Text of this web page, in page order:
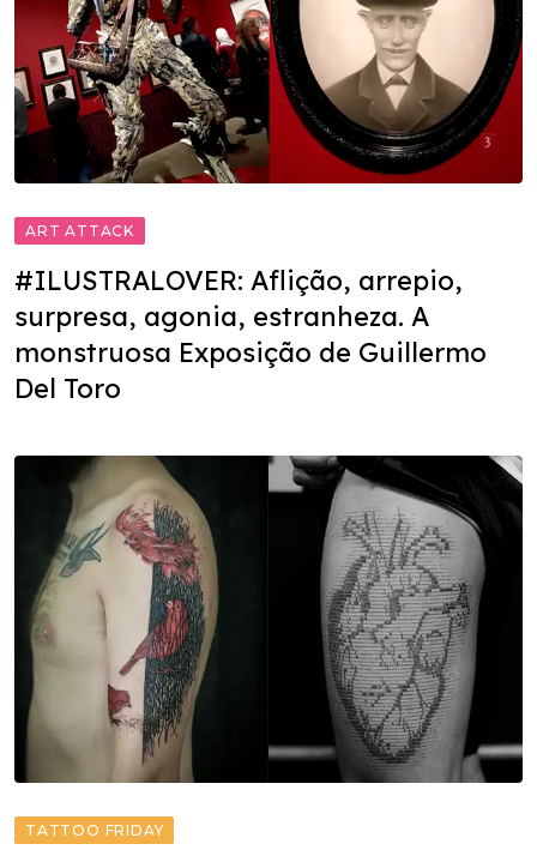
ART ATTACK
#ILUSTRALOVER: Aflição, arrepio,
surpresa, agonia, estranheza. A
monstruosa Exposição de Guillermo
Del Toro
TATTOO FRIDAY